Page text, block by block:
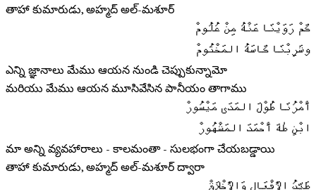
తాహా కుమారుడు, అహ్మద్ అల్-మశూర్
كَمْ رَوَيْنَا عَنْهُ مِنْ عُلُومْ
وشَرِبْنَا كَاسَهُ المَخْتُومْ
ఎన్ని జ్ఞానాలు మేము ఆయన నుండి చెప్పుకున్నామో
మరియు మేము ఆయన మూసివేసిన పానీయం తాగాము
أَمْرُنَا طُوْلَ المَدَى مَيْسُورْ
ابْنِ طٰهَ أَحْمَدَ المَشْهُورْ
మా అన్ని వ్యవహారాలు - కాలమంతా - సులభంగా చేయబడ్డాయి
తాహా కుమారుడు, అహ్మద్ అల్-మశూర్ ద్వారా